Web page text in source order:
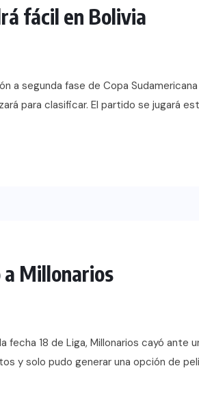
fácil en Bolivia
a segunda fase de Copa
para clasificar. El partido se jugará
Millonarios
fecha 18 de Liga, Millonarios cayó
y solo pudo generar una opción de